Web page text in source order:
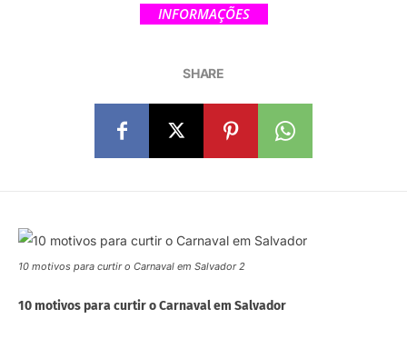
INFORMAÇÕES
SHARE
10 motivos para curtir o Carnaval em Salvador 2
10 motivos para curtir o Carnaval em Salvador